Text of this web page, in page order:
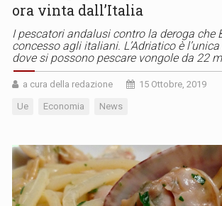
ora vinta dall’Italia
I pescatori andalusi contro la deroga che
concesso agli italiani. L’Adriatico è
dove si possono pescare vongole da 22
a cura della redazione 15 Ottobre, 2019
Ue Economia News